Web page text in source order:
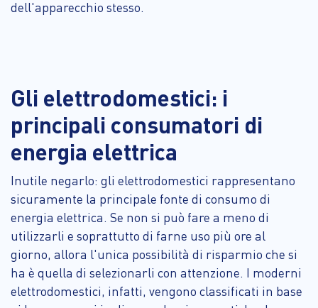
dell'apparecchio stesso.
Gli elettrodomestici: i
principali consumatori di
energia elettrica
Inutile negarlo: gli elettrodomestici rappresentano
sicuramente la principale fonte di consumo di
energia elettrica. Se non si può fare a meno di
utilizzarli e soprattutto di farne uso più ore al
giorno, allora l'unica possibilità di risparmio che si
ha è quella di selezionarli con attenzione. I moderni
elettrodomestici, infatti, vengono classificati in base